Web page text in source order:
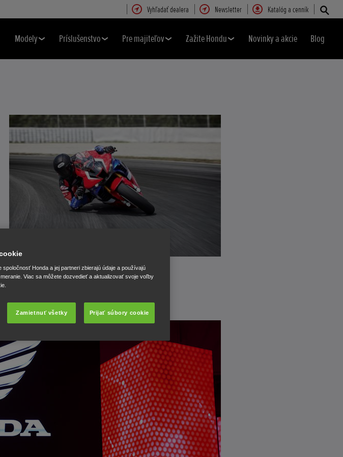
Vyhľadať dealera Newsletter Katalóg a cenník
Modely Príslušenstvo Pre majiteľov Zažite Hondu Novinky a akcie Blog
Honda a jej partneri zbierajú údaje a používajú
Viac sa môžete dozvedieť a aktualizovať svoje voľby
Zamietnuť všetky Prijať súbory cookie